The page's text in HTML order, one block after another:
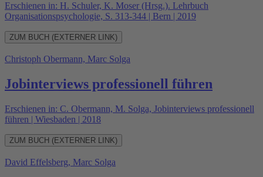
Erschienen in: H. Schuler, K. Moser (Hrsg.). Lehrbuch
Organisationspsychologie, S. 313-344 | Bern | 2019
ZUM BUCH (EXTERNER LINK)
Christoph Obermann, Marc Solga
Jobinterviews professionell führen
Erschienen in: C. Obermann, M. Solga, Jobinterviews professionell
führen | Wiesbaden | 2018
ZUM BUCH (EXTERNER LINK)
David Effelsberg, Marc Solga